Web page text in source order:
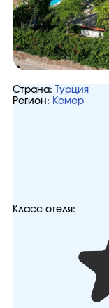
Страна:
Турция
Регион: Кемер
Класс отеля: